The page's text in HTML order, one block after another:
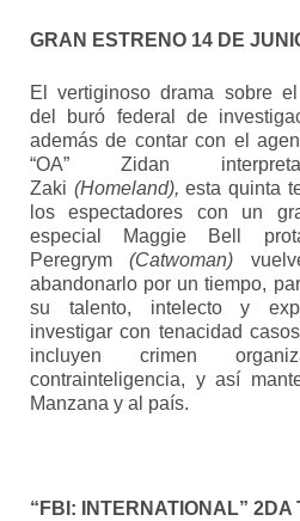
GRAN ESTRENO 14 DE
El vertiginoso drama sobre
del buró federal de
además de contar con el
“OA” Zidan
Zaki (Homeland), esta quinta
los espectadores con un
especial Maggie Bell
Peregrym(Catwoman)
abandonarlo por un tiempo,
su talento, intelecto y
investigar con tenacidad
incluyen crimen
contrainteligencia, y así
Manzana y al país.
“FBI: INTERNATIONAL” 2DA